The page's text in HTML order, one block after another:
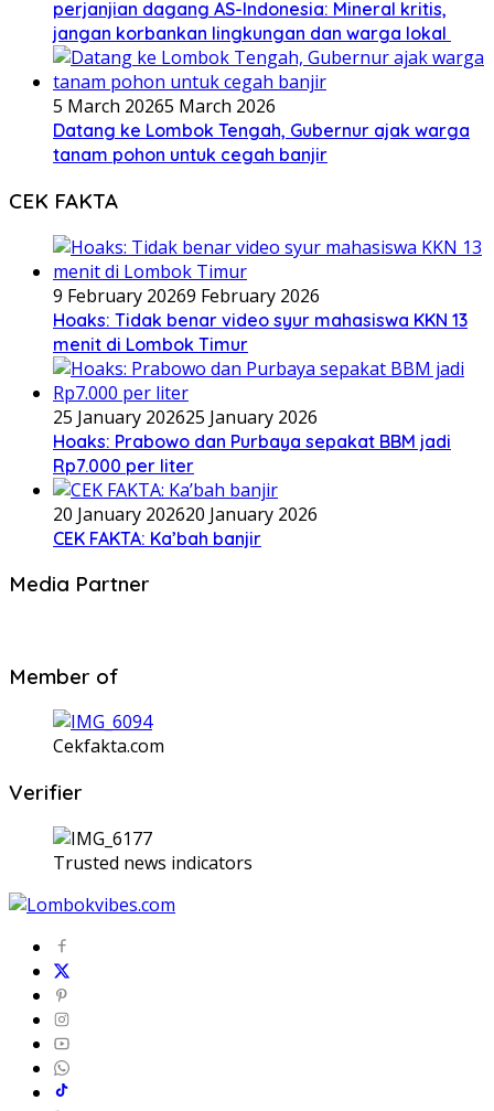
perjanjian dagang AS-Indonesia: Mineral kritis,
jangan korbankan lingkungan dan warga lokal
5 March 20265 March 2026
Datang ke Lombok Tengah, Gubernur ajak warga
tanam pohon untuk cegah banjir
CEK FAKTA
9 February 20269 February 2026
Hoaks: Tidak benar video syur mahasiswa KKN 13
menit di Lombok Timur
25 January 202625 January 2026
Hoaks: Prabowo dan Purbaya sepakat BBM jadi
Rp7.000 per liter
20 January 202620 January 2026
CEK FAKTA: Ka’bah banjir
Media Partner
Member of
Cekfakta.com
Verifier
Trusted news indicators